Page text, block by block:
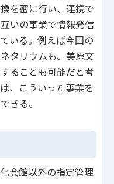
を密に行い、連携で
いの事業で情報発信
いる。例えば今回の
タリウムも、美原文
ることも可能だと考
、こういった事業を
きる。
会館以外の指定管理